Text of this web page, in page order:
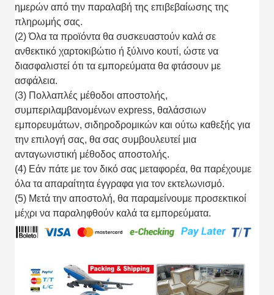
ημερών από την παραλαβή της επιβεβαίωσης της
πληρωμής σας.
(2) Όλα τα προϊόντα θα συσκευαστούν καλά σε
ανθεκτικό χαρτοκιβώτιο ή ξύλινο κουτί, ώστε να
διασφαλιστεί ότι τα εμπορεύματα θα φτάσουν με
ασφάλεια.
(3) Πολλαπλές μέθοδοι αποστολής,
συμπεριλαμβανομένων express, θαλάσσιων
εμπορευμάτων, σιδηροδρομικών και ούτω καθεξής για
την επιλογή σας, θα σας συμβουλευτεί μια
ανταγωνιστική μέθοδος αποστολής.
(4) Εάν πάτε με τον δικό σας μεταφορέα, θα παρέχουμε
όλα τα απαραίτητα έγγραφα για τον εκτελωνισμό.
(5) Μετά την αποστολή, θα παραμείνουμε προσεκτικοί
μέχρι να παραληφθούν καλά τα εμπορεύματα.